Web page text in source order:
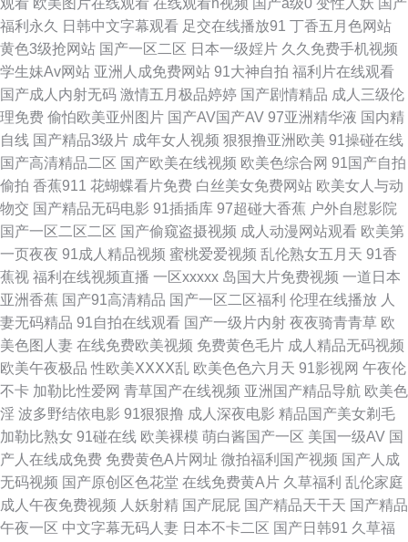
字幕三级伦理 91伪娘在线 超碰97人人调教 国产在线骚货群p 久久se综合社
区 国产激情综合一区 欧美少女性性交 深夜导航 偷拍午夜福利 五月婷婷大香
蕉 亚洲午夜激情网站 91人妻操 超碰夫妻啪啪啪 成人福利AV 国产91色 国产
欧美一区二区 韩日中AV网址 激情文学亚洲 狼人综合插 蜜臀av勉费论理 欧洲
操b精品 日本黄色网入口站 豆花午夜 韩国亚洲色 激情影院A片 玖操视频一二
三区 日本国产精品三级 熟女Av 午夜少妇福利 在线播放黑丝高潮 91色网址
www啪啪 超碰人人色 豆花成人社区在线 国产黄色高清网站 国产日韩欧美一
区 久久一期二期中文 91狼友在线观看 97护士超碰在线 豆花91熟女自拍 日
日夜夜网 91工厂熟女露脸 91中文足交 超碰99热9 豆花av网 国产第一码页
韩国色导航 黄色av小说网址 精品在线日本有码 老湿机97老司机 欧美第18页
欧美性交网站 人人操网址大全 日韩视频123区 色宅男宅女91 亚洲成人精品
电影 91大神图片 AV操老逼 不卡综合11 超碰自拍网 国自拍一区懂色 黄色片
观看 欧美图片在线观看 在线观看h视频 国产a级0 变性人妖 国产
福利永久
日韩中文字幕观看 足交在线播放91 丁香五月色网站
黄色3级抢网站 国产一区二区 日本一级婬片 久久免费手机视频
学生妹Av网站 亚洲人成免费网站 91大神自拍 福利片在线观看
国产成人内射无码 激情五月极品婷婷 国产剧情精品 成人三级伦
理免费 偷怕欧美亚州图片 国产AV国产AV 97亚洲精华液 国内精
自线 国产精品3级片 成年女人视频 狠狠撸亚洲欧美 91操碰在线
国产高清精品二区 国产欧美在线视频 欧美色综合网 91国产自拍
偷拍 香蕉911 花蝴蝶看片免费 白丝美女免费网站 欧美女人与动
物交 国产精品无码电影 91插插库 97超碰大香蕉 户外自慰影院
国产一区二区二区 国产偷窥盗摄视频 成人动漫网站观看 欧美第
一页夜夜 91成人精品视频 蜜桃爱爱视频 乱伦熟女五月天 91香
蕉视 福利在线视频直播 一区xxxxx 岛国大片免费视频 一道日本
亚洲香蕉 国产91高清精品 国产一区二区福利 伦理在线播放 人
妻无码精品 91自拍在线观看 国产一级片内射 夜夜骑青青草 欧
美色图人妻 在线免费欧美视频 免费黄色毛片 成人精品无码视频
欧美午夜极品 性欧美ⅩⅩⅩⅩ乱 欧美色色六月天 91影视网 午夜伦
不卡 加勒比性爱网 青草国产在线视频 亚洲国产精品导航 欧美色
淫 波多野结依电影 91狠狠撸 成人深夜电影 精品国产美女剃毛
加勒比熟女 91碰在线 欧美裸模 萌白酱国产一区 美国一级AV 国
产人在线成免费 免费黄色A片网址 微拍福利国产视频 国产人成
无码视频 国产原创区色花堂 在线免费黄A片 久草福利 乱伦家庭
成人午夜免费视频 人妖射精 国产屁屁 国产精品天干天 国产精品
午夜一区 中文字幕无码人妻 日本不卡二区 国产日韩91 久草福